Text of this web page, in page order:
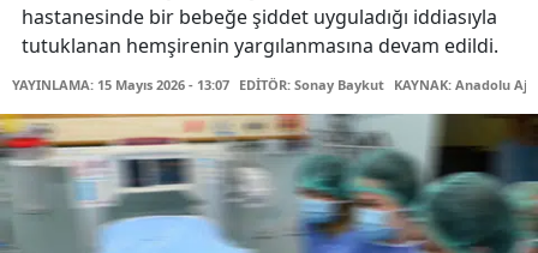
hastanesinde bir bebeğe şiddet uyguladığı iddiasıyla
tutuklanan hemşirenin yargılanmasına devam edildi.
YAYINLAMA: 15 Mayıs 2026 - 13:07 EDİTÖR: Sonay Baykut KAYNAK: Anadolu